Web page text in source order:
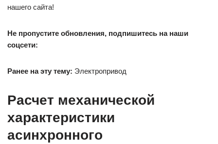
нашего сайта!
Не пропустите обновления, подпишитесь на наши
соцсети:
Ранее на эту тему: Электропривод
Расчет механической
характеристики
асинхронного